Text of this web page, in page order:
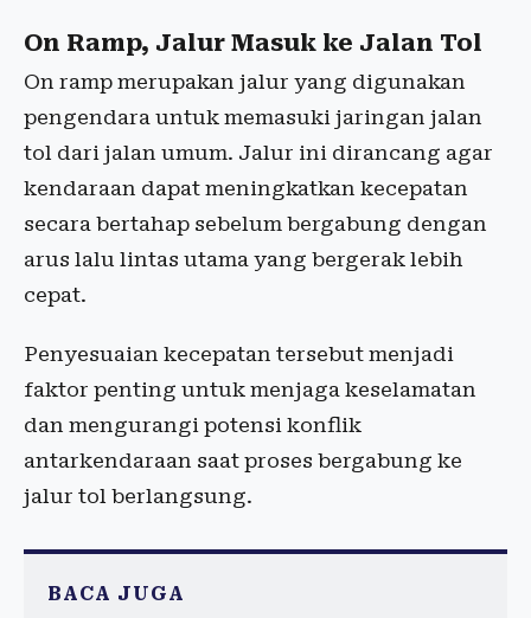
On Ramp, Jalur Masuk ke Jalan Tol
On ramp merupakan jalur yang digunakan
pengendara untuk memasuki jaringan jalan
tol dari jalan umum. Jalur ini dirancang agar
kendaraan dapat meningkatkan kecepatan
secara bertahap sebelum bergabung dengan
arus lalu lintas utama yang bergerak lebih
cepat.
Penyesuaian kecepatan tersebut menjadi
faktor penting untuk menjaga keselamatan
dan mengurangi potensi konflik
antarkendaraan saat proses bergabung ke
jalur tol berlangsung.
BACA JUGA